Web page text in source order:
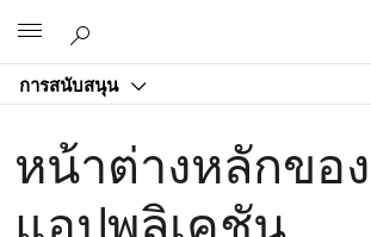
การสนับสนุน
หน้าต่างหลักของ
แอปพลิเคชัน